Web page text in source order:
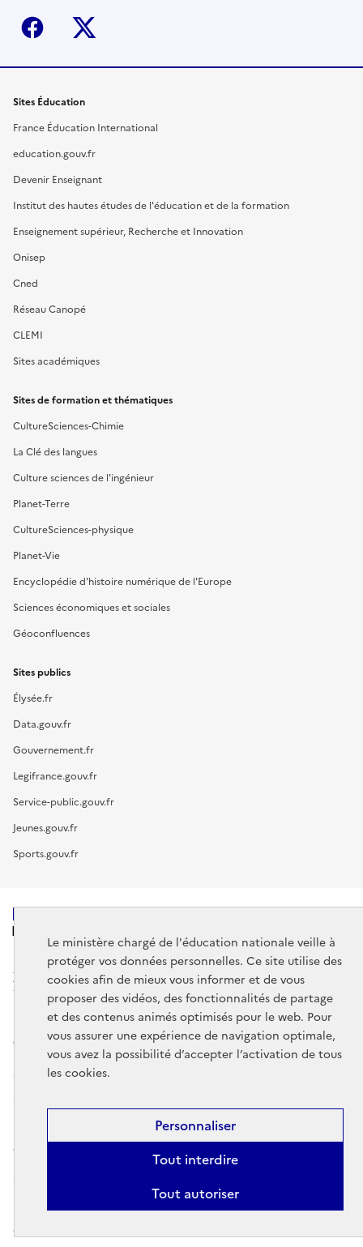
Le ministère chargé de l'éducation nationale veille à
protéger vos données personnelles. Ce site utilise des
cookies afin de mieux vous informer et de vous
proposer des vidéos, des fonctionnalités de partage
et des contenus animés optimisés pour le web. Pour
vous assurer une expérience de navigation optimale,
vous avez la possibilité d’accepter l’activation de tous
les cookies.
Tout autoriser
Tout interdire
Personnaliser
Facebook
Sites Éducation
France Éducation International
education.gouv.fr
Devenir Enseignant
Institut des hautes études de l'éducation et de la formation
Enseignement supérieur, Recherche et Innovation
Onisep
Cned
Réseau Canopé
CLEMI
Sites académiques
Sites de formation et thématiques
CultureSciences-Chimie
La Clé des langues
Culture sciences de l'ingénieur
Planet-Terre
CultureSciences-physique
Planet-Vie
Encyclopédie d'histoire numérique de l'Europe
Sciences économiques et sociales
Géoconfluences
Sites publics
Élysée.fr
Data.gouv.fr
Gouvernement.fr
Legifrance.gouv.fr
Service-public.gouv.fr
Jeunes.gouv.fr
Sports.gouv.fr
MINISTÈRE
DE L'ÉDUCATION
NATIONALE
data.gouv.fr
legifrance.gouv.fr
service-public.gouv.fr
Données personnelles et cookies
cookies
site
Sauf cas particuliers indiqués dans les mentions légales, les contenus de
ce site sont sous